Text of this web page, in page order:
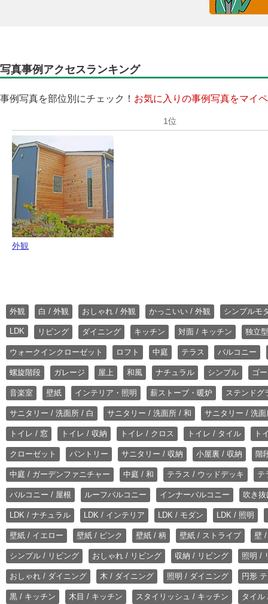
写真事例アクセスランキング
事例写真を部位別にチェック！ お気に入りの事例写真をマイ
外観
外観 白 / 外観 おしゃれ / 外観 かっこいい / 外観 シンプルモ
LDK リビング ダイニング キッチン 対面 / キッチン 独立
ウォークインクローゼット ロフト 中庭 テラス バルコニー
螺旋階段 ガレージ 屋上 和風 ナチュラル シンプル ゴ
音楽室 壁紙 インテリア・照明 薪ストーブ・暖炉 ステンドグ
サニタリー / 洗面所 / 白 サニタリー / 洗面所 / 和 サニタリー / 洗
トイレ / 窓 トイレ / 収納 トイレ / クロス トイレ / タイル ト
クローゼット パントリー サニタリー / 収納 小屋裏 / 収納 階
中庭 / ガーデンファニチャー 中庭 / 和 テラス / ウッドデッキ テ
バルコニー / 屋根 ルーフバルコニー インナーバルコニー 吹き
LDK / ナチュラル LDK / インテリア LDK / モダン LDK / 照明
壁紙 / イエロー 壁紙 / ピンク 壁紙 / 柄 壁紙 / ストライプ 壁
シンプル / リビング おしゃれ / リビング 収納 / リビング 照明 /
おしゃれ / ダイニング 木 / ダイニング 照明 / ダイニング 円形
黒 / キッチン 木目 / キッチン スタイリッシュ / キッチン タイル